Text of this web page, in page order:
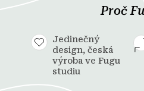
Proč
Jedinečný
design, česká
výroba ve Fugu
studiu